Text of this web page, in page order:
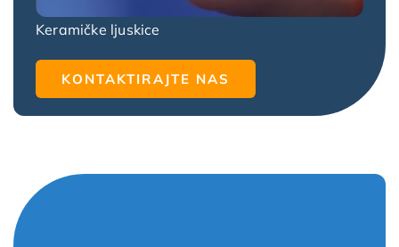
Keramičke ljuskice
KONTAKTIRAJTE NAS